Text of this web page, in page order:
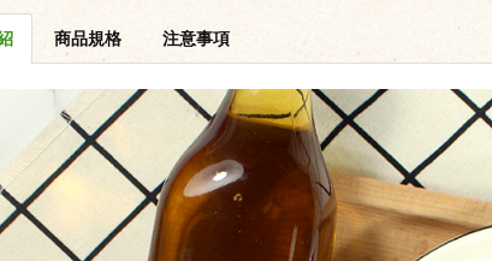
商品規格 注意事項